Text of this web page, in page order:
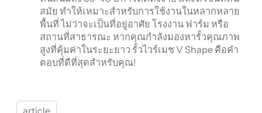
สมัย ทำให้เหมาะสำหรับการใช้งานในหลากหลาย
พื้นที่ ไม่ว่าจะเป็นที่อยู่อาศัย โรงงาน ฟาร์ม หรือ
สถานที่สาธารณะ หากคุณกำลังมองหารั้วคุณภาพ
สูงที่คุ้มค่าในระยะยาว รั้วไวร์เมช V Shape คือคำ
ตอบที่ดีที่สุดสำหรับคุณ!
article